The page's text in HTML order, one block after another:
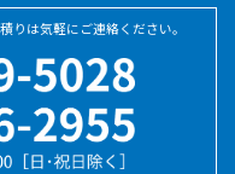
りは気軽にご連絡ください。